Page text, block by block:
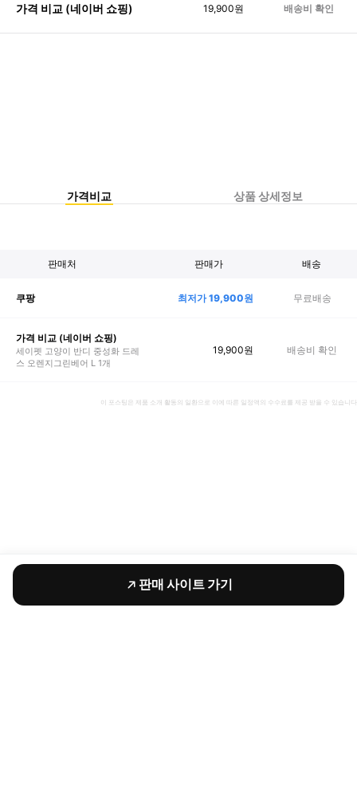
가격 비교 (네이버 쇼핑) 19,900원 배송비 확인
가격비교 상품 상세정보
판매처 판매가 배송
쿠팡 최저가19,900원 무료배송
가격 비교 (네이버 쇼핑)
세이펫 고양이 반디 중성화 드레
스 오렌지그린베어 L 1개
19,900원 배송비 확인
이 포스팅은 제품 소개 활동의 일환으로 이에 따른 일정액의 수수료를 제공 받을 수 있습니다
판매 사이트 가기